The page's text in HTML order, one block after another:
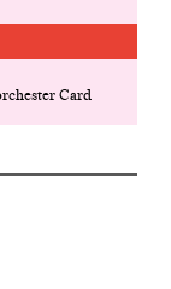
Card